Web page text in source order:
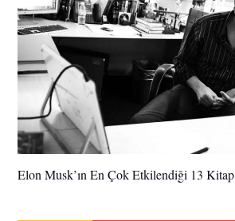
Elon Musk’ın En Çok Etkilendiği 13 Kitap